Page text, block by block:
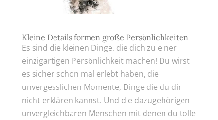
Kleine Details formen große Persönlichkeiten
Es sind die kleinen Dinge, die dich zu einer
einzigartigen Persönlichkeit machen! Du wirst
es sicher schon mal erlebt haben, die
unvergesslichen Momente, Dinge die du dir
nicht erklären kannst. Und die dazugehörigen
unvergleichbaren Menschen mit denen du tolle